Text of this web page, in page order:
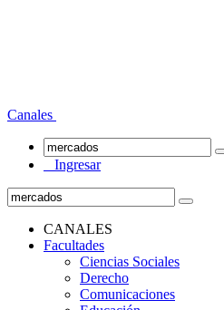
Canales
Ingresar
CANALES
Facultades
Ciencias Sociales
Derecho
Comunicaciones